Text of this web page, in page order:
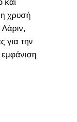
και
χρυσή
για την